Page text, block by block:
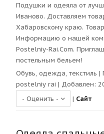
Подушки и одеяла от
Иваново. Доставляем
Хабаровскому краю.
Информацию о нашей
Postelniy-Rai.Com.
постельным бельем!
Обувь, одежда, текстиль |
postelniy rai | Добавлен:
| Сайт